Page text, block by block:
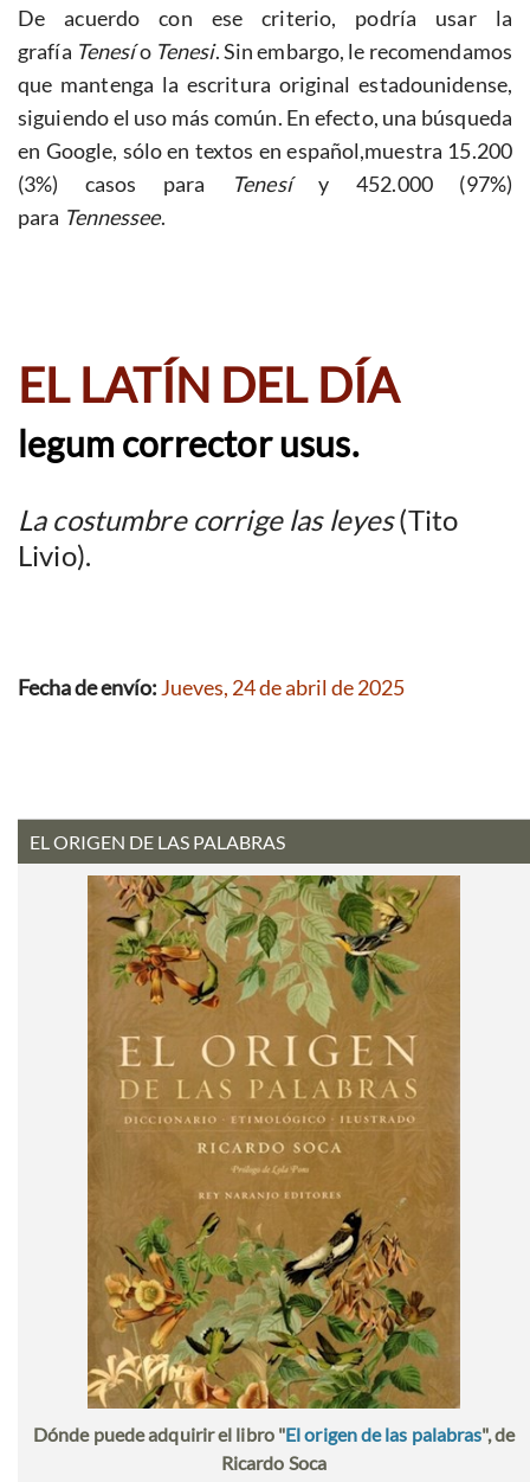
De acuerdo con ese criterio, podría usar la
grafía Tenesío Tenesi. Sin embargo, le recomendamos
que mantenga la escritura original estadounidense,
siguiendo el uso más común. En efecto, una búsqueda
en Google, sólo en textos en español,muestra 15.200
(3%) casos para
Tenesíy 452.000 (97%)
para Tennessee.
EL LATÍN DEL DÍA
legum corrector usus.
La costumbre corrige las leyes(Tito
Livio).
Fecha de envío: Jueves, 24 de abril de 2025
EL ORIGEN DE LAS PALABRAS
Dónde puede adquirir el libro "El origen de las palabras", de
Ricardo Soca